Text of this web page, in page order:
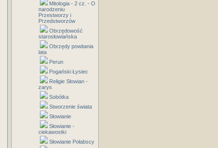
Mitologia - 2 cz. - O
narodzeniu
Przestworzy i
Przedstworzów
Obrzędowość
starosłowiańska
Obrzędy powitania
lata
Perun
Pogański Łysiec
Religie Słowian -
zarys
Sobótka
Stworzenie świata
Słowianie
Słowianie -
ciekawostki
Słowianie Połabscy